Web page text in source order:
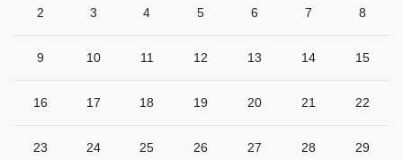
2 3 4 5 6 7 8
9 10 11 12 13 14 15
16 17 18 19 20 21 22
23 24 25 26 27 28 29